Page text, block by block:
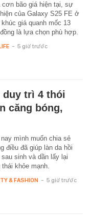
cơn bão giá hiện tại, sự
của Galaxy S25 FE ở
khúc giá quanh mốc 13
là lựa chọn phù hợp.
- 5 giờ trước
duy trì 4 thói
căng bóng,
nay mình muốn chia sẻ
điều đã giúp làn da hồi
sau sinh và dần lấy lại
thái khỏe mạnh.
& FASHION - 5 giờ trước